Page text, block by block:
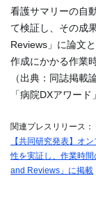
看護サマリーの自
て検証し、その成
Reviews」に論文
作成にかかる作業
（出典：同誌掲載
「病院DXアワー
関連プレスリリース：
【共同研究発表】オ
性を実証し、作業時
and Reviews」に掲載